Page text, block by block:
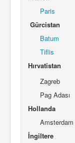
Paris
Gürcistan
Batum
Tiflis
Hırvatistan
Zagreb
Pag Adası
Hollanda
Amsterdam
İngiltere